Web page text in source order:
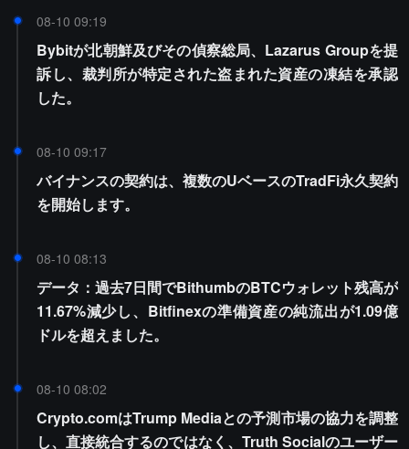
08-10 09:19
Bybitが北朝鮮及びその偵察総局、Lazarus Groupを提
訴し、裁判所が特定された盗まれた資産の凍結を承認
した。
08-10 09:17
バイナンスの契約は、複数のUベースのTradFi永久契約
を開始します。
08-10 08:13
データ：過去7日間でBithumbのBTCウォレット残高が
11.67%減少し、Bitfinexの準備資産の純流出が1.09億
ドルを超えました。
08-10 08:02
Crypto.comはTrump Mediaとの予測市場の協力を調整
し、直接統合するのではなく、Truth Socialのユーザー